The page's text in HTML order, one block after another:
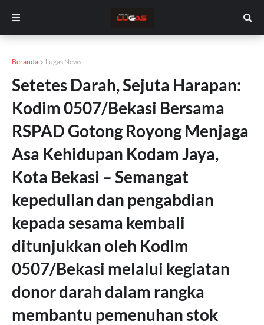
Beranda Lugas News
Setetes Darah, Sejuta Harapan:
Kodim 0507/Bekasi Bersama
RSPAD Gotong Royong Menjaga
Asa Kehidupan Kodam Jaya,
Kota Bekasi – Semangat
kepedulian dan pengabdian
kepada sesama kembali
ditunjukkan oleh Kodim
0507/Bekasi melalui kegiatan
donor darah dalam rangka
membantu pemenuhan stok